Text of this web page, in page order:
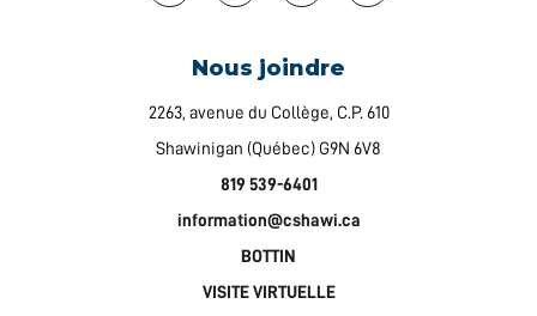
Nous joindre
2263, avenue du Collège, C.P. 610
Shawinigan (Québec) G9N 6V8
819 539-6401
information@cshawi.ca
BOTTIN
VISITE VIRTUELLE